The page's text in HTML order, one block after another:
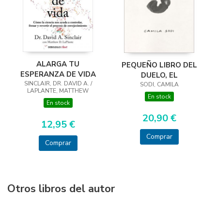
ALARGA TU
ESPERANZA DE VIDA
SINCLAIR, DR. DAVID A. /
LAPLANTE, MATTHEW
En stock
12,95 €
Comprar
PEQUEÑO LIBRO DEL
DUELO, EL
SODI, CAMILA
En stock
20,90 €
Comprar
Otros libros del autor